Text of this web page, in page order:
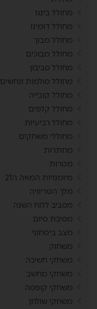
מחולל בינגו
מחולל דומינו
מחולל מבוך
מחולל מבוכים
מחולל סביבון
מחולל סולמות ונחשים
מחולל קובייה
מחולל קלפים
מחולל רביעיות
מחוללי משחקים
מחתרות
מטרות
מיומנויות המאה ה21
מלך הטריוויה
מסביב ללוח השנה
מסיבת סיום
מצב ביטחוני
משחוק
משחקי חשיבה
משחקי מחשב
משחקי קופסה
משחקי שולחן